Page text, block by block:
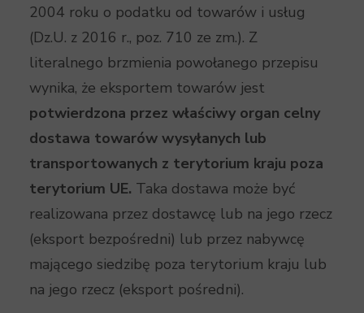
2004 roku o podatku od towarów i usług
(Dz.U. z 2016 r., poz. 710 ze zm.). Z
literalnego brzmienia powołanego przepisu
wynika, że eksportem towarów jest
potwierdzona przez właściwy organ celny
dostawa towarów wysyłanych lub
transportowanych z terytorium kraju poza
terytorium UE. Taka dostawa może być
realizowana przez dostawcę lub na jego rzecz
(eksport bezpośredni) lub przez nabywcę
mającego siedzibę poza terytorium kraju lub
na jego rzecz (eksport pośredni).